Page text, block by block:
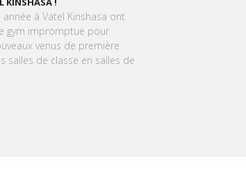
Oral, les étudiants de Vatel
transformer le stress en une
qu'une création